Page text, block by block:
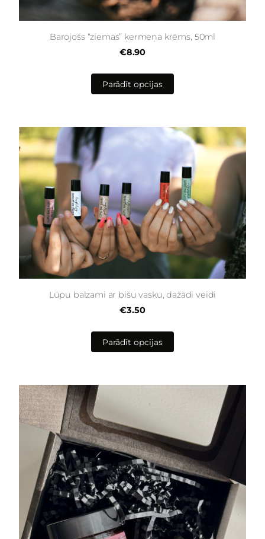
Barojošs “ziemas” ķermeņa krēms, 50ml
€8.90
Parādīt opcijas
Lūpu balzami ar bišu vasku, dažādi veidi
€3.50
Parādīt opcijas